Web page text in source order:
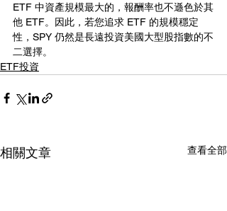
ETF 中資產規模最大的，報酬率也不遜色於其
他 ETF。因此，若您追求 ETF 的規模穩定
性，SPY 仍然是長遠投資美國大型股指數的不
二選擇。
ETF投資
相關文章 查看全部